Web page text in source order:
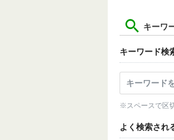
キーワ
キーワード検
※スペースで区
よく検索され